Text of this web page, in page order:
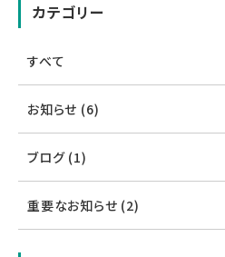
カテゴリー
すべて
お知らせ (6)
ブログ (1)
重要なお知らせ (2)